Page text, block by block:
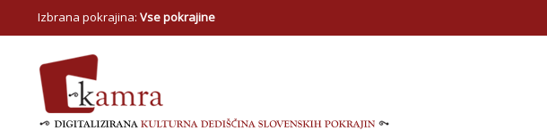
Izbrana pokrajina: Vse pokrajine